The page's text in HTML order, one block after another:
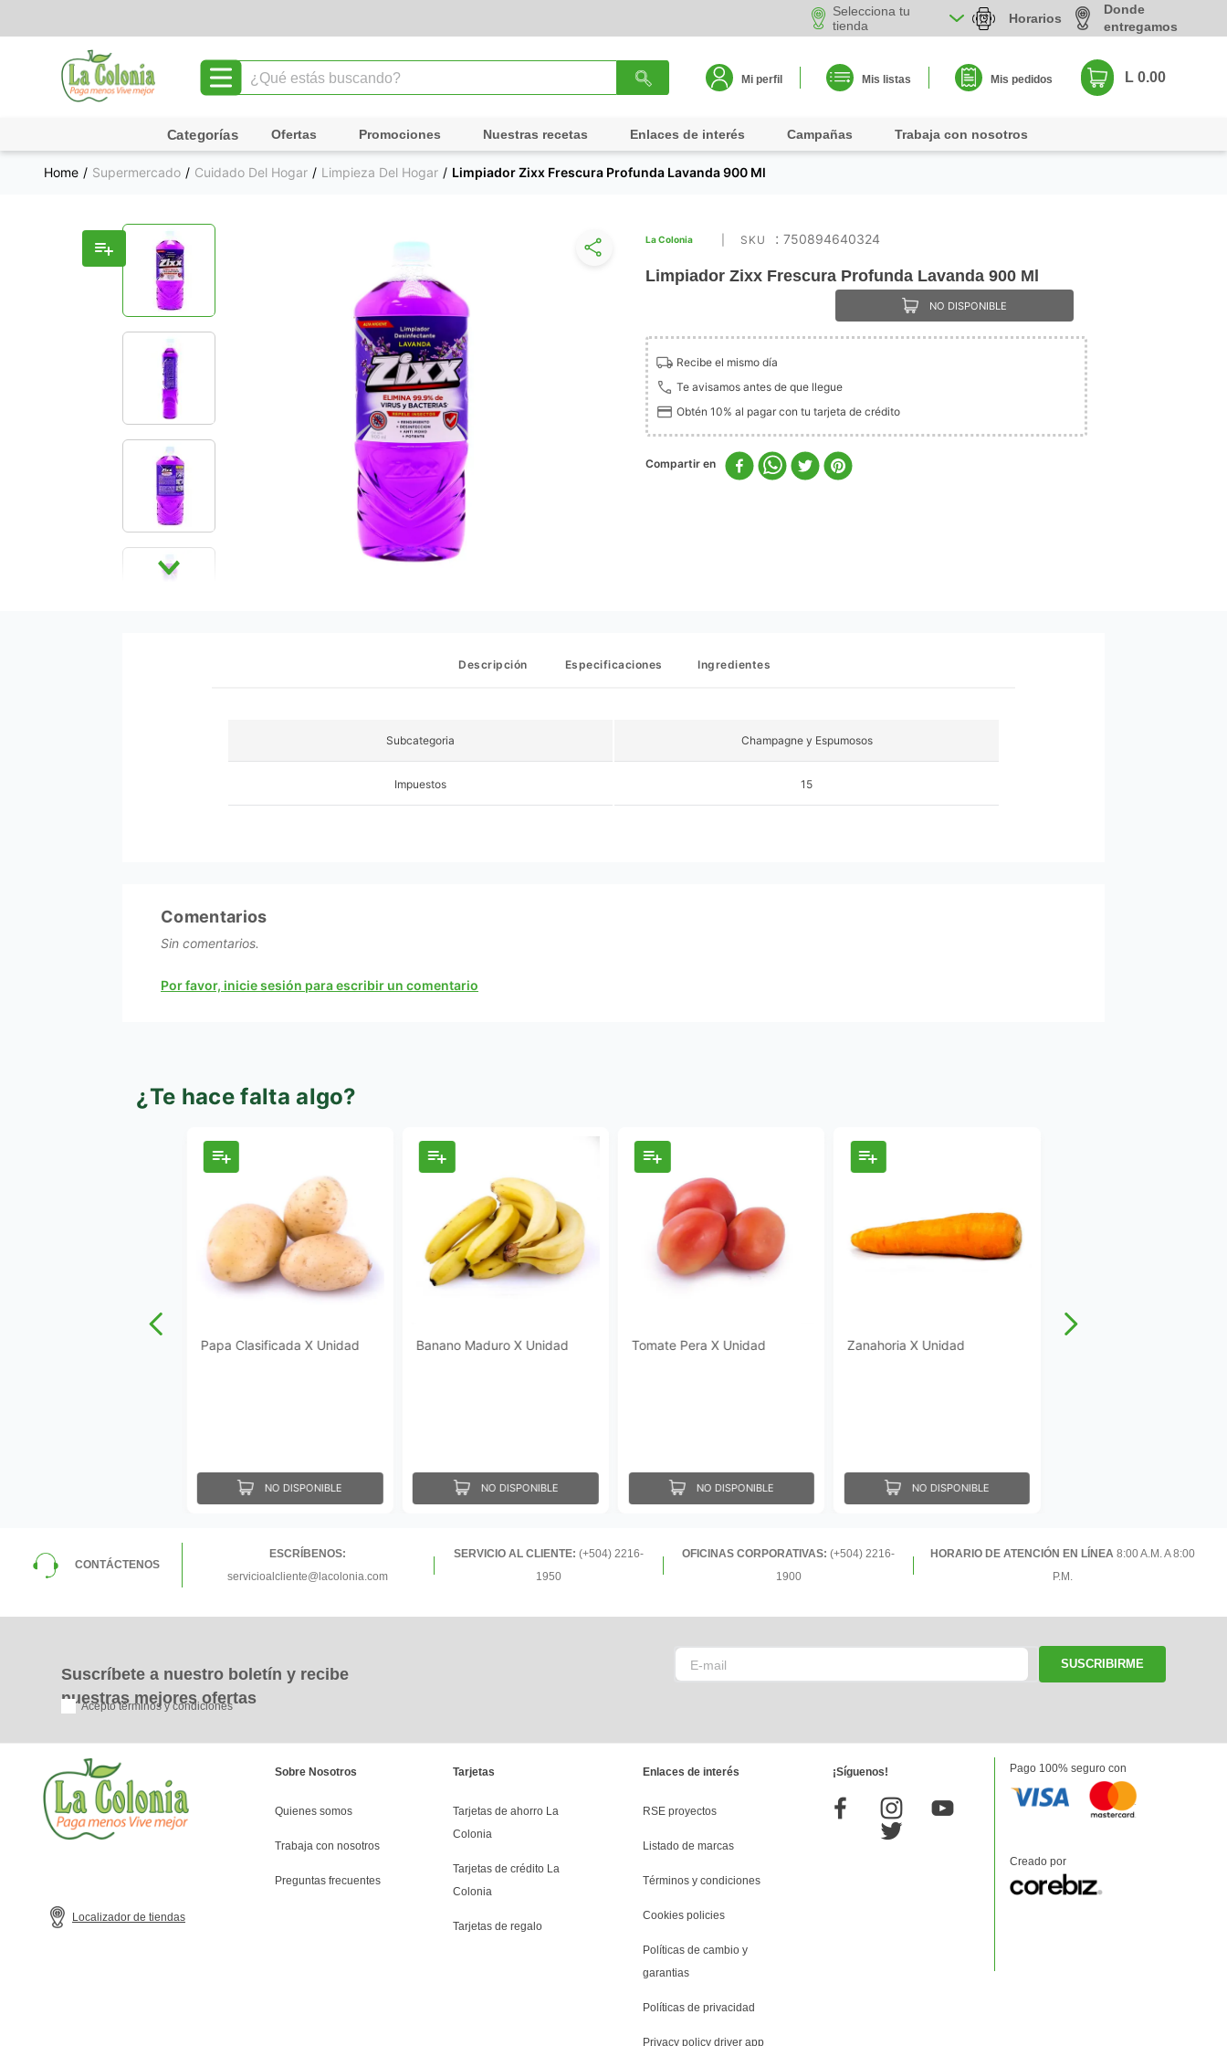
Selecciona tu
tienda
Horarios
Donde
entregamos
¿Qué estás buscando?
Mi perfil Mis listas Mis pedidos L 0.00
Ofertas Promociones Nuestras recetas Enlaces de interés Campañas Trabaja con nosotros
Supermercado Cuidado Del Hogar Limpieza Del Hogar Limpiador Zixx Frescura Profunda Lavanda 900 Ml
La Colonia : 750894640324
Limpiador Zixx Frescura Profunda Lavanda 900 Ml
NO DISPONIBLE
Recibe el mismo día
Te avisamos antes de que llegue
Obtén 10% al pagar con tu tarjeta de crédito
Descripción Especificaciones Ingredientes
Subcategoria Champagne y Espumosos
Impuestos 15
Comentarios
Por favor, inicie sesión para escribir un comentario
Sin comentarios.
¿Te hace falta algo?
Papa Clasificada X Unidad
NO DISPONIBLE
Banano Maduro X Unidad
NO DISPONIBLE
Tomate Pera X Unidad
NO DISPONIBLE
Zanahoria X Unidad
NO DISPONIBLE
CONTÁCTENOS
ESCRÍBENOS:
servicioalcliente@lacolonia.com
SERVICIO AL CLIENTE: (+504) 2216-
1950
OFICINAS CORPORATIVAS: (+504) 2216-
1900
HORARIO DE ATENCIÓN EN LÍNEA 8:00 A.M. A 8:00
P.M.
Suscríbete a nuestro boletín y recibe
nuestras mejores ofertas
SUSCRIBIRME
Acepto términos y condiciones
Localizador de tiendas
Sobre Nosotros
Quienes somos
Trabaja con nosotros
Preguntas frecuentes
Tarjetas
Tarjetas de ahorro La
Colonia
Tarjetas de crédito La
Colonia
Tarjetas de regalo
Enlaces de interés
RSE proyectos
Listado de marcas
Términos y condiciones
Cookies policies
Políticas de cambio y
garantias
Políticas de privacidad
Privacy policy driver app
¡Síguenos! Pago 100% seguro con
Creado por
TÉRMINOS MÁS BUSCADOS
1.
leche
queso
galletas
azucar